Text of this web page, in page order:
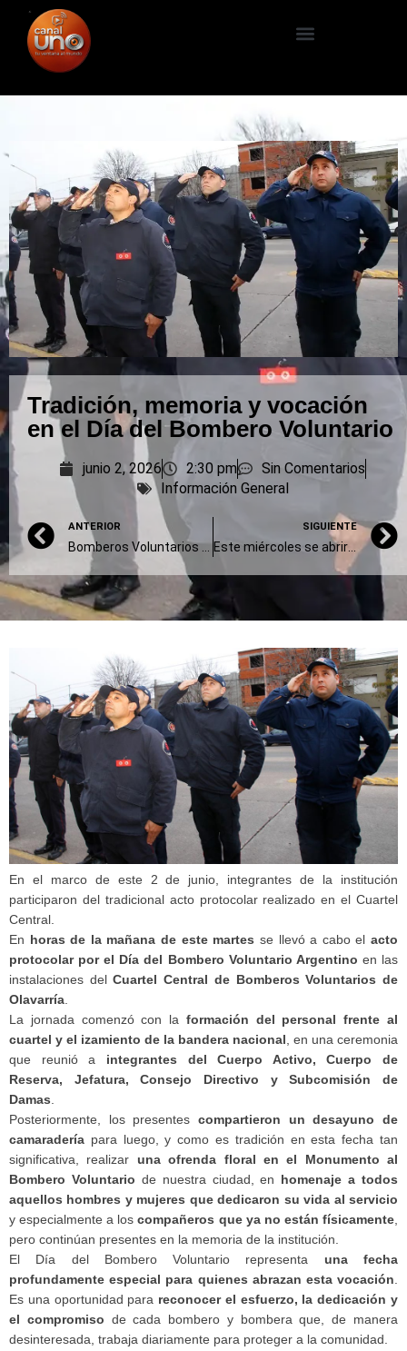
Tradición, memoria y vocación
en el Día del Bombero Voluntario
junio 2, 2026 2:30 pm
Sin Comentarios
Información General
ANTERIOR
Bomberos Voluntarios entregó donaciones al área de Neonatología del Hospital Municipal
SIGUIENTE
Este miércoles se abrirán las ofertas para la construcción del colector cloacal
En el marco de este 2 de junio, integrantes de la institución
participaron del tradicional acto protocolar realizado en el Cuartel
Central.
En horas de la mañana de este martes se llevó a cabo elacto
protocolar por el Día del Bombero Voluntario Argentino en las
instalaciones delCuartel Central de Bomberos Voluntarios de
Olavarría
La jornada comenzó con la formación del personal frente al
cuartel y el izamiento de la bandera nacional , en una ceremonia
que reunió a integrantes del Cuerpo Activo, Cuerpo de
Reserva, Jefatura, Consejo Directivo y Subcomisión de
Damas
Posteriormente, los presentes compartieron un desayuno de
camaradería para luego, y como es tradición en esta fecha tan
significativa, realizar una ofrenda floral en el Monumento al
Bombero Voluntario de nuestra ciudad, en homenaje a todos
aquellos hombres y mujeres que dedicaron su vida al servicio
y especialmente a los compañeros que ya no están físicamente
pero continúan presentes en la memoria de la institución.
El Día del Bombero Voluntario representa una fecha
profundamente especial para quienes abrazan esta vocación
Es una oportunidad para reconocer el esfuerzo, la dedicación y
el compromiso de cada bombero y bombera que, de manera
desinteresada, trabaja diariamente para proteger a la comunidad.